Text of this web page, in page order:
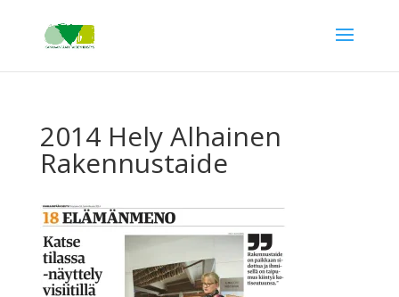
2014 Hely Alhainen
Rakennustaide